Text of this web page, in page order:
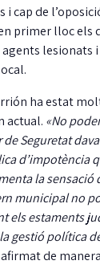
i cap de
primer lloc els
agents
ha estat
actual. «No
Seguretat
d’impotència
la sensació
municipal no
els estaments
gestió política
afirmat de